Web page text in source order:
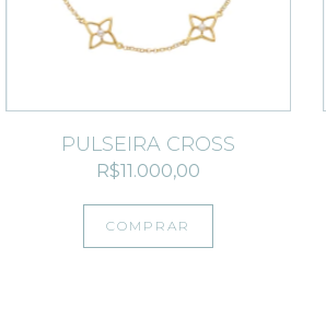
PULSEIRA CROSS
R$11.000,00
COMPRAR